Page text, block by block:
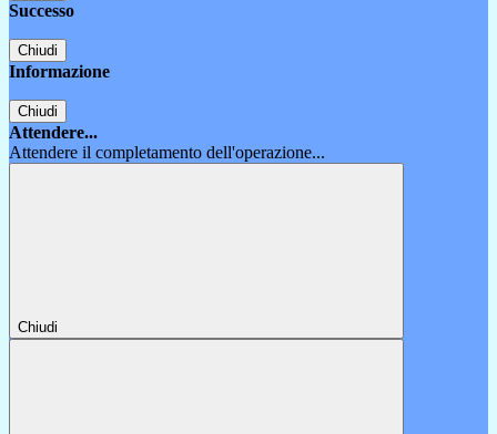
Successo
Chiudi
Informazione
Chiudi
Attendere...
Attendere il completamento dell'operazione...
Chiudi